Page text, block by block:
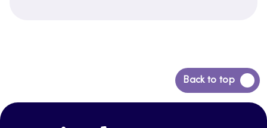
Back to top
Siirry
takaisin